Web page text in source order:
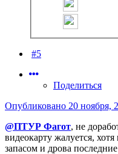
#5
Поделиться
Опубликовано 20 ноября,
@ПТУР Фагот, не
видеокарту жалуется,
запасом и дрова последние